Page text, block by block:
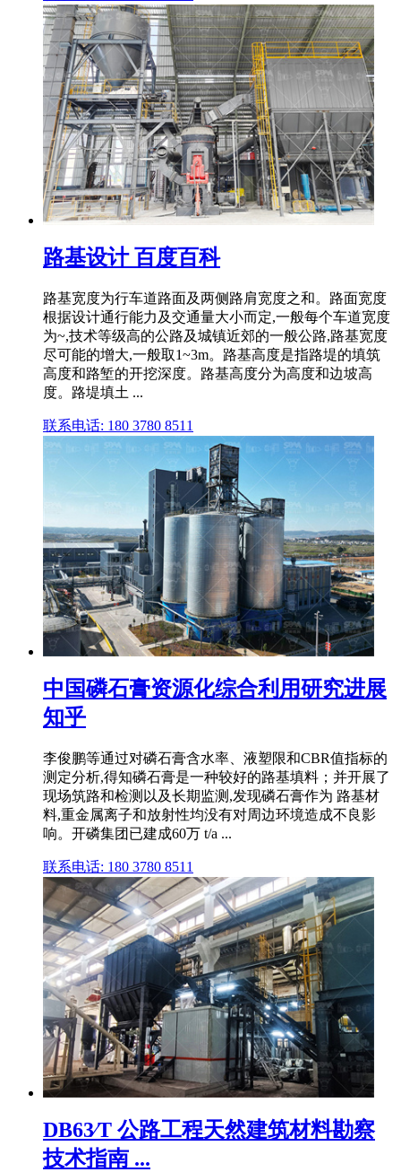
路基设计 百度百科
路基宽度为行车道路面及两侧路肩宽度之和。路面宽度
根据设计通行能力及交通量大小而定,一般每个车道宽度
为~,技术等级高的公路及城镇近郊的一般公路,路基宽度
尽可能的增大,一般取1~3m。路基高度是指路堤的填筑
高度和路堑的开挖深度。路基高度分为高度和边坡高
度。路堤填土 ...
联系电话: 180 3780 8511
中国磷石膏资源化综合利用研究进展
知乎
李俊鹏等通过对磷石膏含水率、液塑限和CBR值指标的
测定分析,得知磷石膏是一种较好的路基填料；并开展了
现场筑路和检测以及长期监测,发现磷石膏作为 路基材
料,重金属离子和放射性均没有对周边环境造成不良影
响。开磷集团已建成60万 t/a ...
联系电话: 180 3780 8511
DB63∕T 公路工程天然建筑材料勘察
技术指南 ...